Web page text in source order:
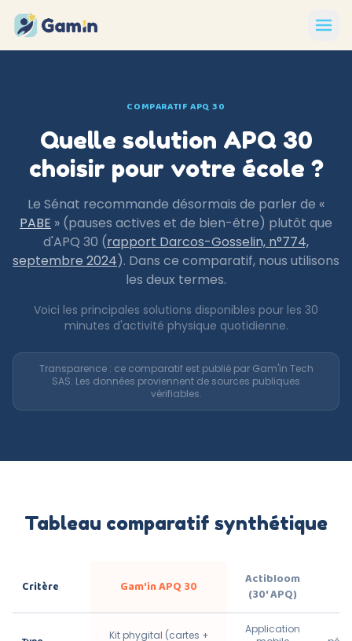
Aller au contenu
COMPARATIF APQ 30
Quelle solution APQ 30
choisir pour votre école ?
Le Sénat recommande désormais de parler de «
PABE » (pauses actives et de bien-être) plutôt que
d'APQ 30 (rapport Darcos-Gosselin, n°774,
septembre 2024). Dans ce comparatif, nous utilisons
les deux termes.
Voici les principales solutions disponibles pour les 30
minutes d'activité physique quotidienne.
Transparence : ce comparatif est publié par Gam'in Tech
SAS. Les données proviennent de sources publiques
vérifiables.
Tableau comparatif synthétique
Critère Gam'in APQ 30
Actibloom
(30' APQ)
Kit phygital (cartes +
Application